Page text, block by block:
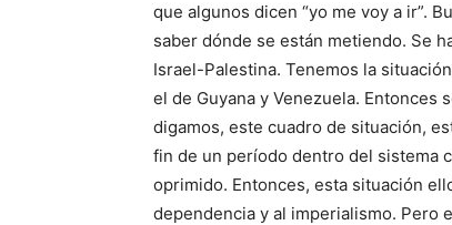
que algunos dicen “yo me voy a ir”.
saber dónde se están metiendo. Se
Israel-Palestina. Tenemos la
el de Guyana y Venezuela. Entonces
digamos, este cuadro de situación,
fin de un período dentro del sistema
oprimido. Entonces, esta situación
dependencia y al imperialismo. Pero